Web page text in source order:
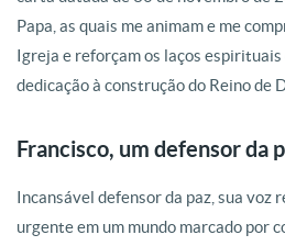
Papa, as quais me animam e me
Igreja e reforçam os laços espirituais
dedicação à construção do Reino de
Francisco, um defensor da
Incansável defensor da paz, sua voz
urgente em um mundo marcado por